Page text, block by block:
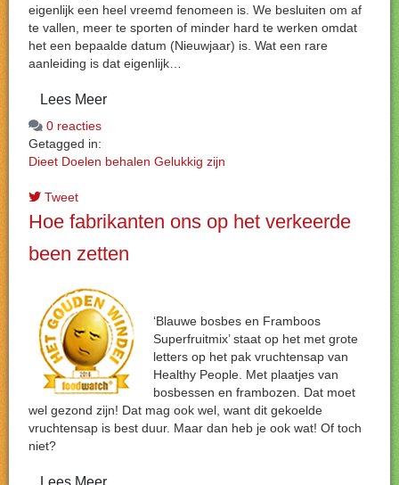
eigenlijk een heel vreemd fenomeen is. We besluiten om af
te vallen, meer te sporten of minder hard te werken omdat
het een bepaalde datum (Nieuwjaar) is. Wat een rare
aanleiding is dat eigenlijk…
Lees Meer
0 reacties
Getagged in:
Dieet Doelen behalen Gelukkig zijn
Tweet
Hoe fabrikanten ons op het verkeerde
been zetten
‘Blauwe bosbes en Framboos
Superfruitmix’ staat op het met grote
letters op het pak vruchtensap van
Healthy People. Met plaatjes van
bosbessen en frambozen. Dat moet
wel gezond zijn! Dat mag ook wel, want dit gekoelde
vruchtensap is best duur. Maar dan heb je ook wat! Of toch
niet?
Lees Meer